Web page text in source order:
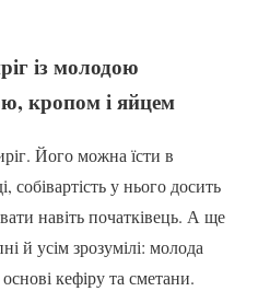
із молодою
кропом і яйцем
Його можна їсти в
собівартість у нього досить
навіть початківець. А ще
й усім зрозумілі: молода
кефіру та сметани.